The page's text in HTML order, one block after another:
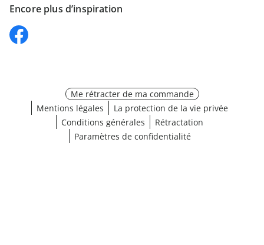
Encore plus d’inspiration
Me rétracter de ma commande
Mentions légales
La protection de la vie privée
Conditions générales
Rétractation
Paramètres de confidentialité